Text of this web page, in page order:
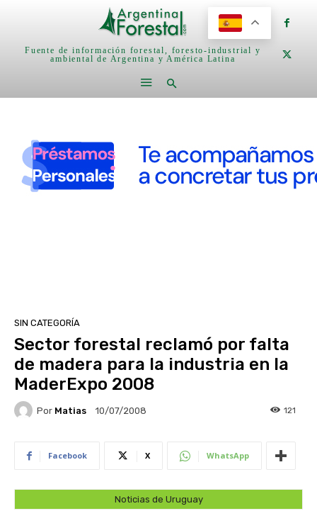
Fuente de información forestal, foresto-industrial y
ambiental de Argentina y América Latina
SIN CATEGORÍA
Sector forestal reclamó por falta
de madera para la industria en la
MaderExpo 2008
Por Matias 10/07/2008 121
Facebook X WhatsApp
Noticias de Uruguay